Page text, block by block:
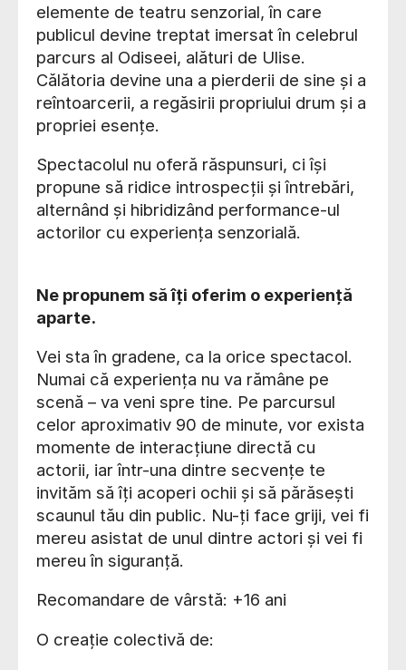
elemente de teatru senzorial, în care
publicul devine treptat imersat în celebrul
parcurs al Odiseei, alături de Ulise.
Călătoria devine una a pierderii de sine și a
reîntoarcerii, a regăsirii propriului drum și a
propriei esențe.
Spectacolul nu oferă răspunsuri, ci își
propune să ridice introspecții și întrebări,
alternând și hibridizând performance-ul
actorilor cu experiența senzorială.
Ne propunem să îți oferim o experiență
aparte.
Vei sta în gradene, ca la orice spectacol.
Numai că experiența nu va rămâne pe
scenă – va veni spre tine. Pe parcursul
celor aproximativ 90 de minute, vor exista
momente de interacțiune directă cu
actorii, iar într-una dintre secvențe te
invităm să îți acoperi ochii și să părăsești
scaunul tău din public. Nu-ți face griji, vei fi
mereu asistat de unul dintre actori și vei fi
mereu în siguranță.
Recomandare de vârstă: +16 ani
O creație colectivă de: